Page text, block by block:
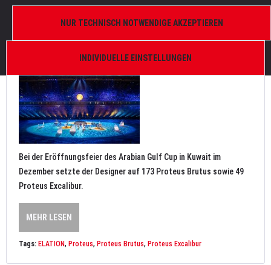
Roland Greil setzt auf Brutus-Power für die
Eröffnungszeremonie des Arabian Gulf Cup 2024
Von: Bianca Wilmsmann 17.02.25 15:30 0 Kommentare
Bei der Eröffnungsfeier des Arabian Gulf Cup in Kuwait im
Dezember setzte der Designer auf 173 Proteus Brutus sowie 49
Proteus Excalibur.
MEHR LESEN
Tags: ELATION, Proteus, Proteus Brutus, Proteus Excalibur
INDIVIDUELLE EINSTELLUNGEN
NUR TECHNISCH NOTWENDIGE AKZEPTIEREN